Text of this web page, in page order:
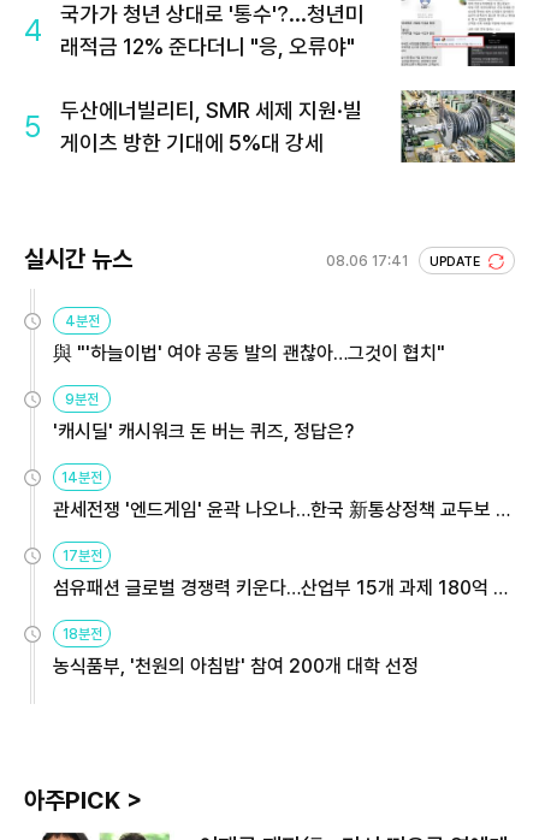
4
국가가 청년 상대로 '통수'?...청년미
래적금 12% 준다더니 "응, 오류야"
5
두산에너빌리티, SMR 세제 지원·빌
게이츠 방한 기대에 5%대 강세
실시간 뉴스 08.06 17:41 UPDATE
4분전
與 "'하늘이법' 여야 공동 발의 괜찮아…그것이 협치"
9분전
'캐시딜' 캐시워크 돈 버는 퀴즈, 정답은?
14분전
관세전쟁 '엔드게임' 윤곽 나오나…한국 新통상정책 교두보 활
용해야
17분전
섬유패션 글로벌 경쟁력 키운다…산업부 15개 과제 180억 지
원
18분전
농식품부, '천원의 아침밥' 참여 200개 대학 선정
아주PICK >